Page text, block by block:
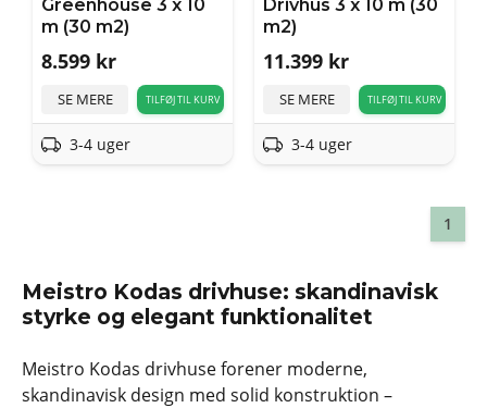
Greenhouse 3 x 10
m (30 m2)
8.599 kr
SE MERE TILFØJ TIL KURV
3-4 uger
Drivhus 3 x 10 m (30
m2)
11.399 kr
SE MERE TILFØJ TIL KURV
3-4 uger
1
Meistro Kodas drivhuse: skandinavisk
styrke og elegant funktionalitet
Meistro Kodas drivhuse forener moderne,
skandinavisk design med solid konstruktion –